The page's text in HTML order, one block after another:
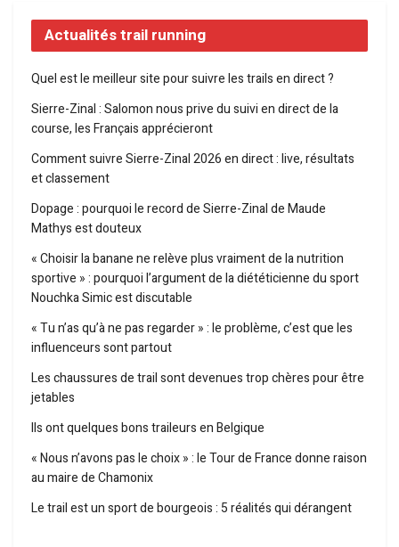
Actualités trail running
Quel est le meilleur site pour suivre les trails en direct ?
Sierre-Zinal : Salomon nous prive du suivi en direct de la
course, les Français apprécieront
Comment suivre Sierre-Zinal 2026 en direct : live, résultats
et classement
Dopage : pourquoi le record de Sierre-Zinal de Maude
Mathys est douteux
« Choisir la banane ne relève plus vraiment de la nutrition
sportive » : pourquoi l’argument de la diététicienne du sport
Nouchka Simic est discutable
« Tu n’as qu’à ne pas regarder » : le problème, c’est que les
influenceurs sont partout
Les chaussures de trail sont devenues trop chères pour être
jetables
Ils ont quelques bons traileurs en Belgique
« Nous n’avons pas le choix » : le Tour de France donne raison
au maire de Chamonix
Le trail est un sport de bourgeois : 5 réalités qui dérangent